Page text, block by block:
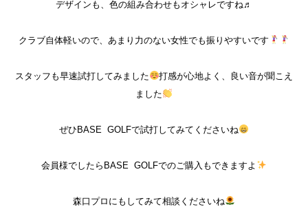
デザインも、色の組み合わせもオシャレですね♬
クラブ自体軽いので、あまり力のない女性でも振りやすいです
スタッフも早速試打してみました
打感が心地よく、良い音が聞こえ
ました
ぜひ BASE GOLFで試打してみてくださいね
会員様でしたら BASE GOLFでのご購入もできますよ
森口プロにもしてみて相談くださいね